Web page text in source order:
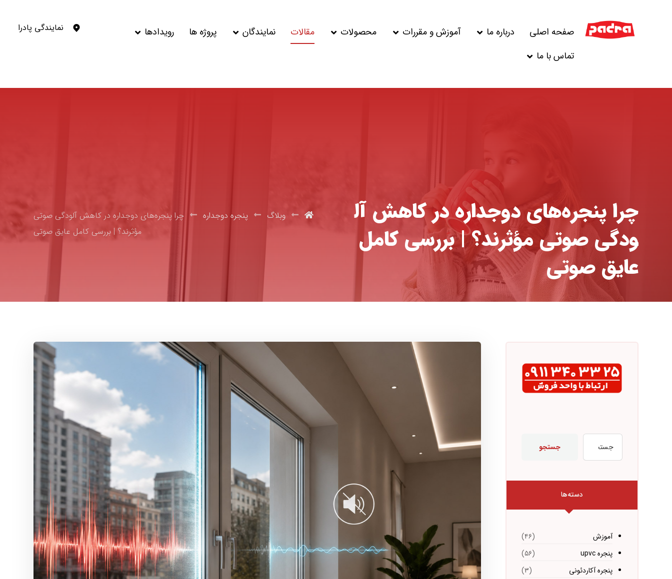
صفحه اصلی درباره ما آموزش و مقررات محصولات مقالات نمایندگان پروژه ها
رویدادها
تماس با ما
نمایندگی پادرا
چرا پنجره‌های دوجداره در کاهش آل
ودگی صوتی مؤثرند؟ | بررسی کامل
عایق صوتی
وبلاگ پنجره دوجداره
چرا پنجره‌های دوجداره در کاهش آلودگی صوتی
مؤثرند؟ | بررسی کامل عایق صوتی
جستجو
دسته‌ها
آموزش
(۴۶)
پنجره upvc
(۵۶)
پنجره آکاردئونی
(۳)